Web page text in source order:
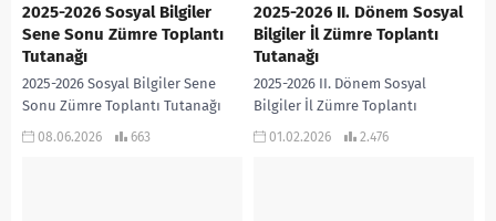
2025-2026 Sosyal Bilgiler
Sene Sonu Zümre Toplantı
Tutanağı
2025-2026 Sosyal Bilgiler Sene
Sonu Zümre Toplantı Tutanağı
2025-2026 SOSYAL BİLGİLER SENE
08.06.2026 663
2025-2026 II. Dönem Sosyal
Bilgiler İl Zümre Toplantı
Tutanağı
2025-2026 II. Dönem Sosyal
Bilgiler İl Zümre Toplantı
Tutanağı Kendi ilinize ve ilinizde
01.02.2026 2.476